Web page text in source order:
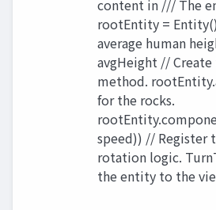
content in /// The
rootEntity =
average human
avgHeight //
method.
for the rocks.
speed)) // Register
rotation logic.
the entity to the